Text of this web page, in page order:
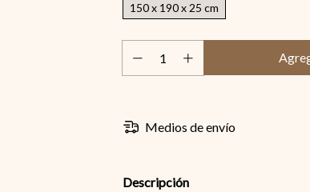
150 x 190 x 25 cm
Medios de envío
Descripción